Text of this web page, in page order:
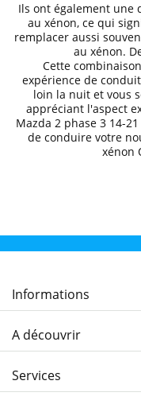
Ils ont également une
au xénon, ce qui
remplacer aussi
au xénon.
Cette
expérience de
loin la nuit et vous
appréciant l'aspect
Mazda 2 phase 314-21
de conduirevotre
xénon
Informations
A découvrir
Services